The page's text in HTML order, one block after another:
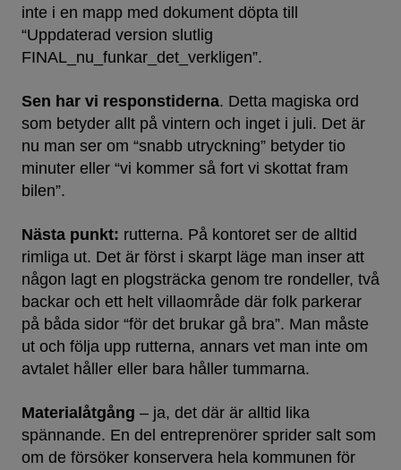
inte i en mapp med dokument döpta till
“Uppdaterad version slutlig
FINAL_nu_funkar_det_verkligen”.
Sen har vi responstiderna. Detta magiska ord
som betyder allt på vintern och inget i juli. Det är
nu man ser om “snabb utryckning” betyder tio
minuter eller “vi kommer så fort vi skottat fram
bilen”.
Nästa punkt: rutterna. På kontoret ser de alltid
rimliga ut. Det är först i skarpt läge man inser att
någon lagt en plogsträcka genom tre rondeller, två
backar och ett helt villaområde där folk parkerar
på båda sidor “för det brukar gå bra”. Man måste
ut och följa upp rutterna, annars vet man inte om
avtalet håller eller bara håller tummarna.
Materialåtgång – ja, det där är alltid lika
spännande. En del entreprenörer sprider salt som
om de försöker konservera hela kommunen för